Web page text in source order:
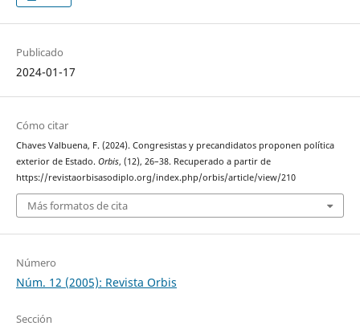
Publicado
2024-01-17
Cómo citar
Chaves Valbuena, F. (2024). Congresistas y precandidatos proponen política
exterior de Estado. Orbis, (12), 26–38. Recuperado a partir de
https://revistaorbisasodiplo.org/index.php/orbis/article/view/210
Más formatos de cita
Número
Núm. 12 (2005): Revista Orbis
Sección